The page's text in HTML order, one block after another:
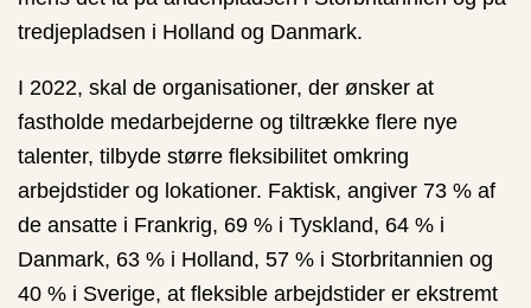
tredjepladsen i Holland og Danmark.
I 2022, skal de organisationer, der ønsker at
fastholde medarbejderne og tiltrække flere nye
talenter, tilbyde større fleksibilitet omkring
arbejdstider og lokationer. Faktisk, angiver 73 % af
de ansatte i Frankrig, 69 % i Tyskland, 64 % i
Danmark, 63 % i Holland, 57 % i Storbritannien og
40 % i Sverige, at fleksible arbejdstider er ekstremt